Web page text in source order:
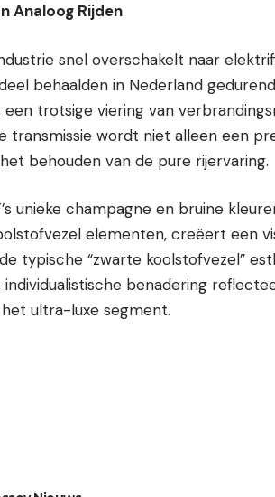
Analoog Rijden
snel overschakelt naar
behaalden in Nederland
een trotsige viering van
transmissie wordt niet alleen een
behouden van de pure rijervaring.
unieke champagne en bruine
elementen, creëert een
typische “zwarte koolstofvezel”
benadering
ultra-luxe segment.